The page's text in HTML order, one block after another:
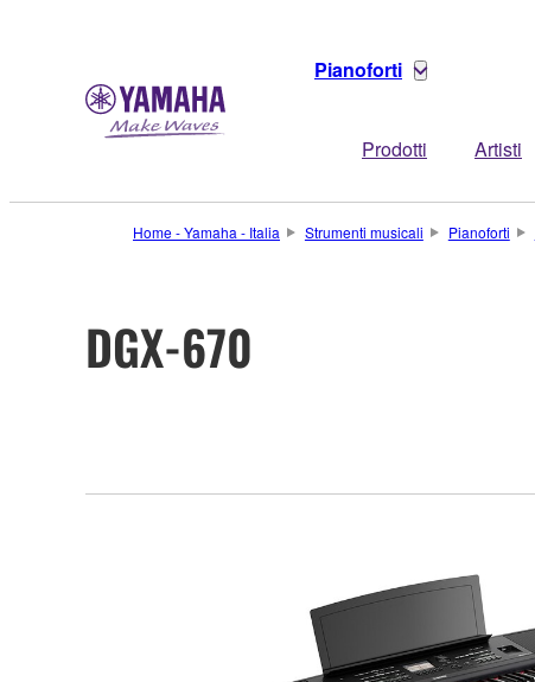
Pianoforti
Prodotti Artisti
Home - Yamaha - Italia Strumenti musicali Pianoforti
DGX-670